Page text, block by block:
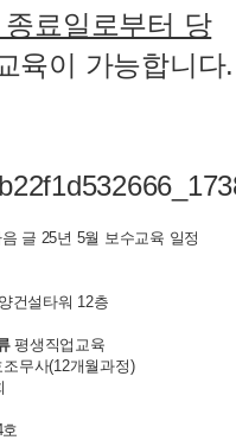
종료일로부터 당
육이 가능합니다.
글 25년 5월 보수교육 일정
건설타워 12층
평생직업교육
조무사(12개월과정)